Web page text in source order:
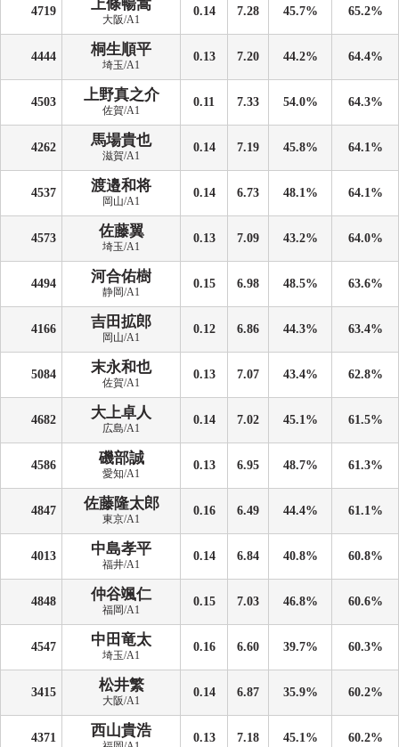
4719 上條暢嵩
大阪/A1
0.14 7.28 45.7% 65.2%
4444 桐生順平
埼玉/A1
0.13 7.20 44.2% 64.4%
4503 上野真之介
佐賀/A1
0.11 7.33 54.0% 64.3%
4262 馬場貴也
滋賀/A1
0.14 7.19 45.8% 64.1%
4537 渡邉和将
岡山/A1
0.14 6.73 48.1% 64.1%
4573 佐藤翼
埼玉/A1
0.13 7.09 43.2% 64.0%
4494 河合佑樹
静岡/A1
0.15 6.98 48.5% 63.6%
4166 吉田拡郎
岡山/A1
0.12 6.86 44.3% 63.4%
5084 末永和也
佐賀/A1
0.13 7.07 43.4% 62.8%
4682 大上卓人
広島/A1
0.14 7.02 45.1% 61.5%
4586 磯部誠
愛知/A1
0.13 6.95 48.7% 61.3%
4847 佐藤隆太郎
東京/A1
0.16 6.49 44.4% 61.1%
4013 中島孝平
福井/A1
0.14 6.84 40.8% 60.8%
4848 仲谷颯仁
福岡/A1
0.15 7.03 46.8% 60.6%
4547 中田竜太
埼玉/A1
0.16 6.60 39.7% 60.3%
3415 松井繁
大阪/A1
0.14 6.87 35.9% 60.2%
4371 西山貴浩 0.13 7.18 45.1% 60.2%